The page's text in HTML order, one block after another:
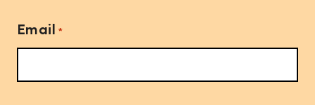
Email *